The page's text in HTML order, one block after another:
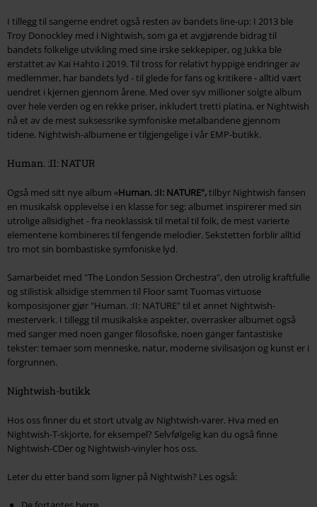
I tillegg til sangerne endret også resten av bandets line-up: I 2013 ble
Troy Donockley med i Nightwish, som ga et avgjørende bidrag til
bandets folkelige utvikling med sine irske sekkepiper, og Jukka ble
erstattet av Kai Hahto i 2019. Til tross for relativt hyppige endringer av
medlemmer, har bandets lyd - til glede for fans og kritikere - alltid vært
uendret i kjernen gjennom årene. Med over syv millioner solgte album
over hele verden og en rekke priser, inkludert tretti platina, er Nightwish
nå et av de mest suksessrike symfoniske metalbandene gjennom
tidene. Nightwish-albumene er tilgjengelige i vår EMP-butikk.
Human. :II: NATUR
Også med sitt nye album «Human. :II: NATURE",tilbyr Nightwish fansen
en musikalsk opplevelse i en klasse for seg: albumet inspirerer med sin
utrolige allsidighet - fra neoklassisk til metal til folk, de mest varierte
elementene kombineres til fengende melodier. Sekstetten forblir alltid
tro mot sin bombastiske symfoniske lyd.
Samarbeidet med "The London Session Orchestra", den utrolig kraftfulle
og stilistisk allsidige stemmen til Floor samt Tuomas virtuose
komposisjoner gjør "Human. :II: NATURE" til et annet Nightwish-
mesterverk. I tillegg til musikalske aspekter, overrasker albumet også
med sanger med noen ganger filosofiske, noen ganger fantastiske
tekster: temaer som menneske, natur, moderne sivilisasjon og kunst er i
forgrunnen.
Nightwish-butikk
Hos oss finner du et stort utvalg av Nightwish-varer. Hva med en
Nightwish-T-skjorte, for eksempel? Selvfølgelig kan du også finne
Nightwish-CDer og Nightwish-vinyler hos oss.
Leter du etter band som ligner på Nightwish? Les også: